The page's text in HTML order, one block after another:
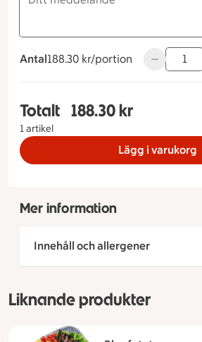
Antal
188.30 kronor per portion
188.30 kr/portion Använd
Totalt
1 artikel
Totalt 1 stycken
188.30 kr
Lägg i varukorg
Mer information
Innehåll och allergener
Liknande produkter